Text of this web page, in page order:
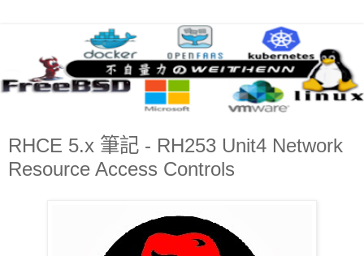
RHCE 5.x 筆記 - RH253 Unit4 Network
Resource Access Controls